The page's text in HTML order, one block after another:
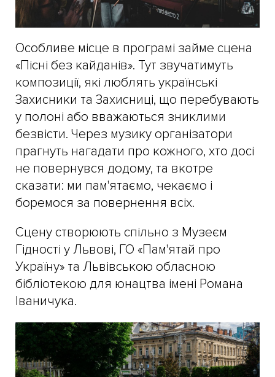
Особливе місце в програмі займе сцена
«Пісні без кайданів». Тут звучатимуть
композиції, які люблять українські
Захисники та Захисниці, що перебувають
у полоні або вважаються зниклими
безвісти. Через музику організатори
прагнуть нагадати про кожного, хто досі
не повернувся додому, та вкотре
сказати: ми пам'ятаємо, чекаємо і
боремося за повернення всіх.
Сцену створюють спільно з Музеєм
Гідності у Львові, ГО «Пам'ятай про
Україну» та Львівською обласною
бібліотекою для юнацтва імені Романа
Іваничука.